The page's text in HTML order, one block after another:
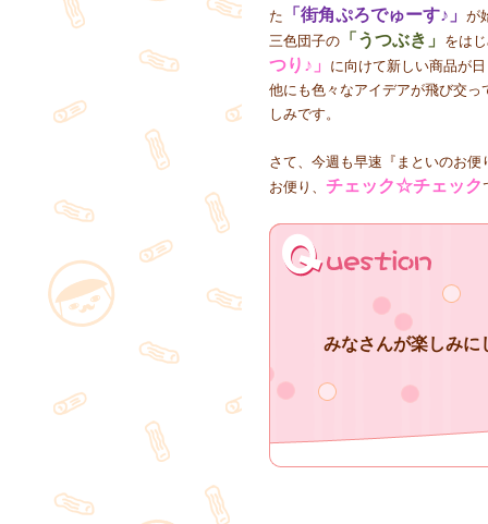
た 「街角ぷろでゅーす♪」 が
三色団子の 「うつぶき」 をは
つり♪」
に向けて新しい商品が
他にも色々なアイデアが飛び交
しみです。
さて、今週も早速『まといのお
お便り、 チェック☆チェック
みなさんが楽しみに